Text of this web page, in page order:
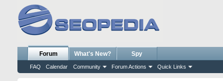
Forum
FAQ Calendar Community Forum Actions Quick Links
What's New? Spy